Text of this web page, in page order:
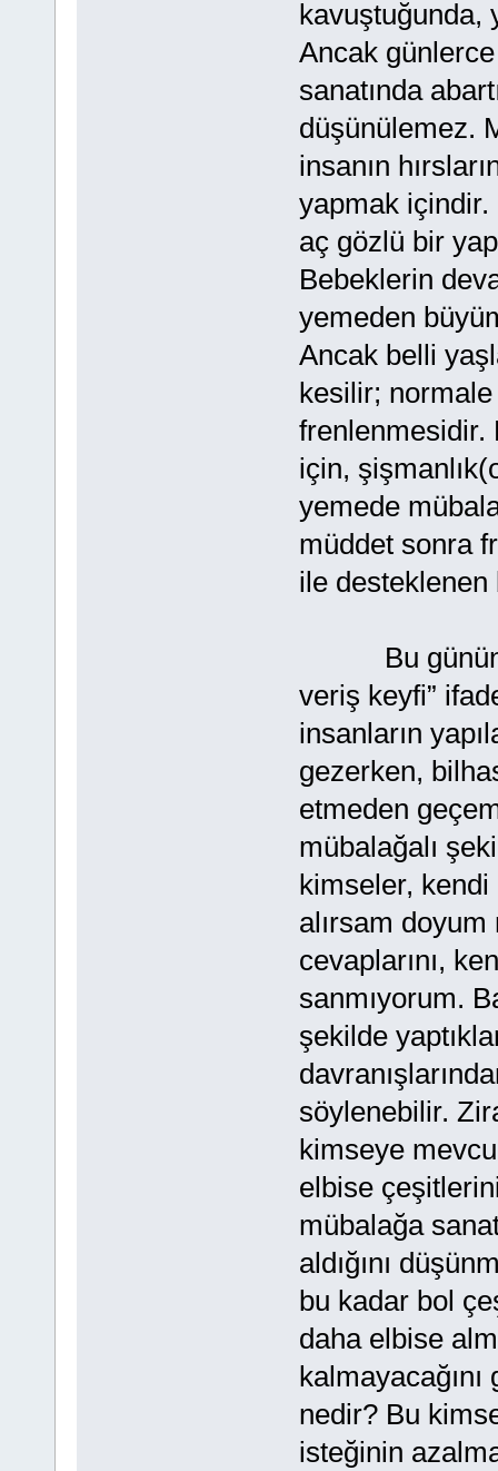
kavuştuğunda,
Ancak
sanatında
düşünülemez.
insanın
yapmak
aç gözlü bir
Bebeklerin
yemeden
Ancak belli
kesilir;
frenlenmesidir.
için,
yemede
müddet sonra
ile desteklenen
Bu günün
veriş keyfi”
insanların
gezerken,
etmeden
mübalağalı
kimseler, kendi
alırsam doyum
cevaplarını,
sanmıyorum.
şekilde
söylenebilir.
kimseye
elbise
mübalağa
aldığını
bu kadar bol
daha elbise
nedir? Bu
isteğinin